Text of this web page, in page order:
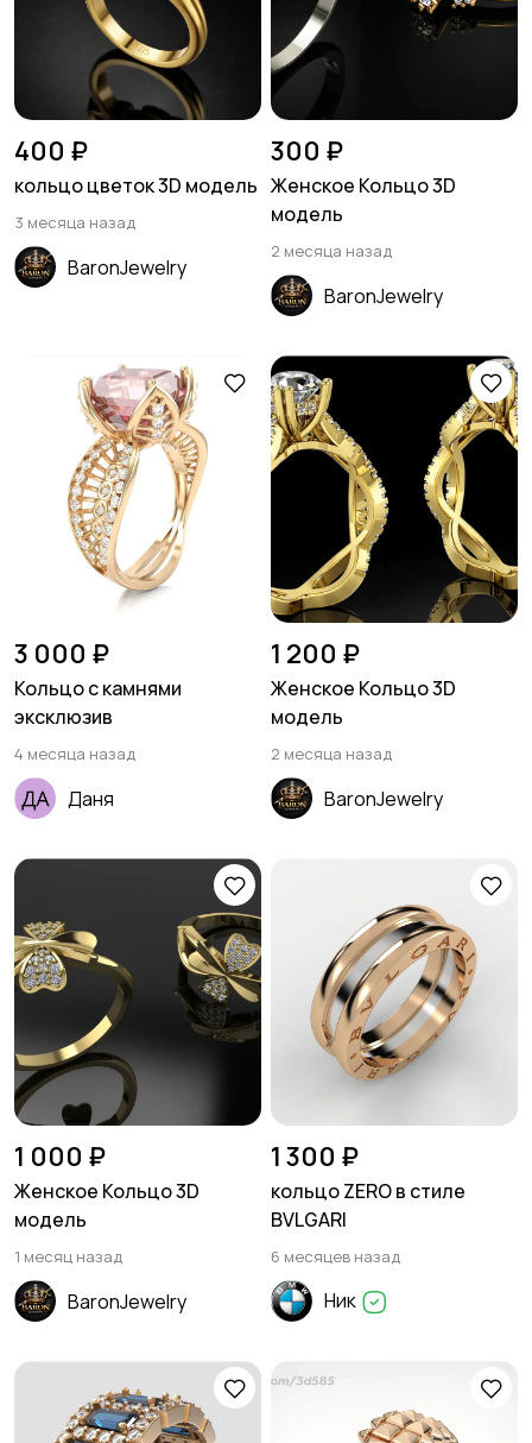
400 ₽
кольцо цветок 3D модель
3 месяца назад
BaronJewelry
300 ₽
Женское Кольцо 3D
модель
2 месяца назад
BaronJewelry
3 000 ₽
Кольцо с камнями
эксклюзив
4 месяца назад
Даня
1 200 ₽
Женское Кольцо 3D
модель
2 месяца назад
BaronJewelry
1 000 ₽
Женское Кольцо 3D
модель
1 месяц назад
BaronJewelry
1 300 ₽
кольцо ZERO в стиле
BVLGARI
6 месяцев назад
Ник